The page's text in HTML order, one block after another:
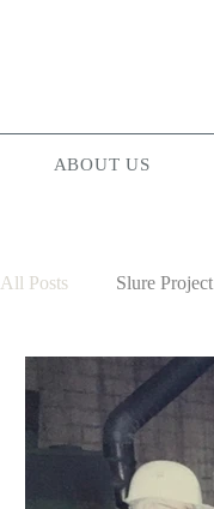
ABOUT US
All Posts Slure Project
Projectionist ASIA